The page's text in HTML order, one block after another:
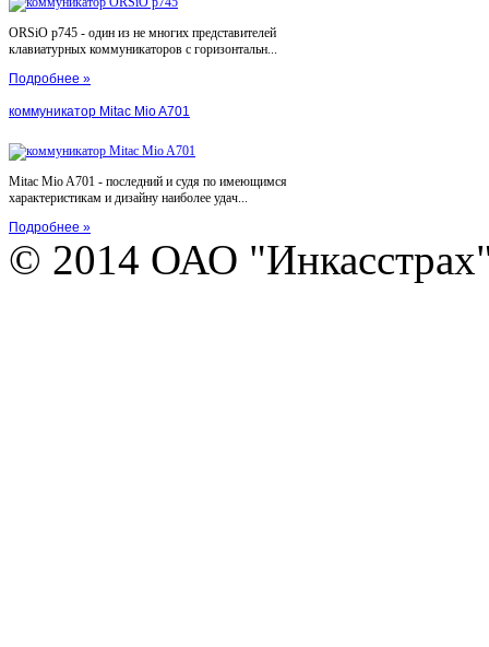
ORSiO p745 - один из не многих представителей
клавиатурных коммуникаторов с горизонтальн...
Подробнее »
коммуникатор Mitac Mio A701
Mitac Mio A701 - последний и судя по имеющимся
характеристикам и дизайну наиболее удач...
Подробнее »
© 2014 ОАО